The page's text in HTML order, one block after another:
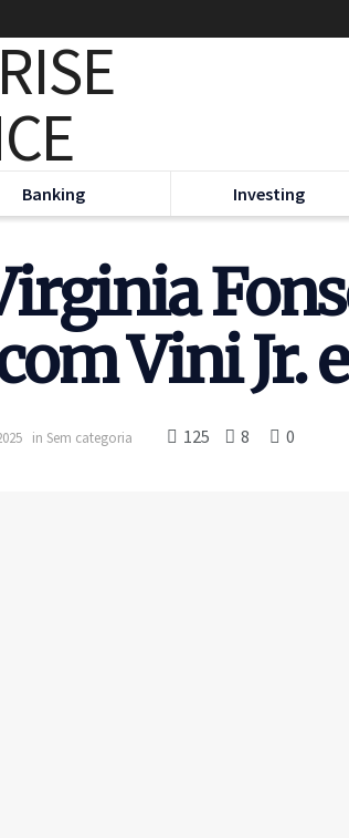
Banking Investing
Vini Jr.
in Sem categoria 125 8 0